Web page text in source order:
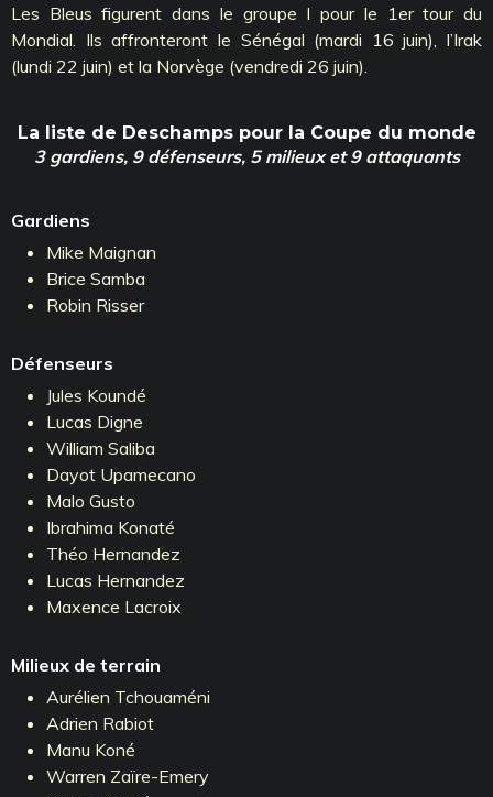
Les Bleus figurent dans le groupe I pour le 1er tour du
Mondial. Ils affronteront le Sénégal (mardi 16 juin), l’Irak
(lundi 22 juin) et la Norvège (vendredi 26 juin).
La liste de Deschamps pour la Coupe du monde
3 gardiens, 9 défenseurs, 5 milieux et 9 attaquants
Gardiens
Mike Maignan
Brice Samba
Robin Risser
Défenseurs
Jules Koundé
Lucas Digne
William Saliba
Dayot Upamecano
Malo Gusto
Ibrahima Konaté
Théo Hernandez
Lucas Hernandez
Maxence Lacroix
Milieux de terrain
Aurélien Tchouaméni
Adrien Rabiot
Manu Koné
Warren Zaïre-Emery